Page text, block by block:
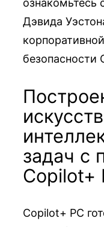
ознакомьтесь
Дэвида
задач с
Copilot+
Copilot+ PC